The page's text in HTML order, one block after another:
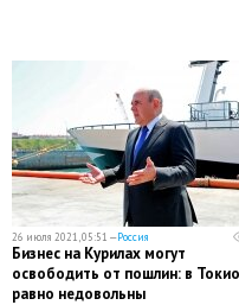
26 июля 2021, 05:51 —Россия
Бизнес на Курилах могут
освободить от пошлин: в
равно недовольны